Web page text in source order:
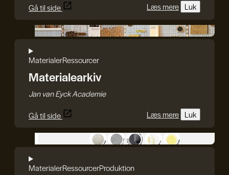
Gå til side Læs mere Luk
Jan van Eyck Academie
MaterialerRessourcer
Materialearkiv
Jan van Eyck Academie
Gå til side
Læs mere Luk
MaterialerRessourcerProduktion